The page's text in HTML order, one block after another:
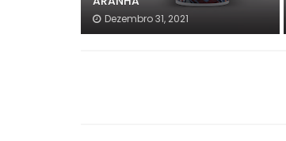
Dezembro 31, 2021